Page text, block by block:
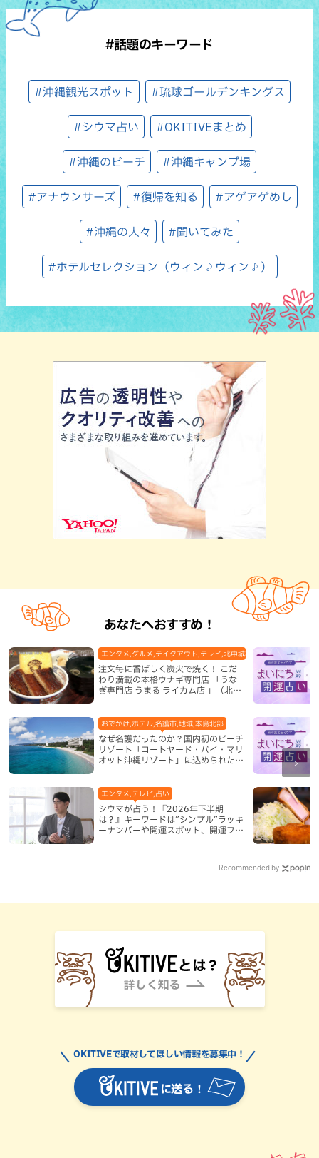
#話題のキーワード
#沖縄観光スポット #琉球ゴールデンキングス
#シウマ占い #OKITIVEまとめ
#沖縄のビーチ #沖縄キャンプ場
#アナウンサーズ #復帰を知る #アゲアゲめし
#沖縄の人々 #聞いてみた
#ホテルセレクション（ウィン♪ウィン♪）
あなたへおすすめ！
注文毎に香ばしく炭火で焼く！ こだ
わり満載の本格ウナギ専門店 「うな
ぎ専門店 うまる ライカム店 」（北中
エンタメ,グルメ,テイクアウト,テレビ,北中城村,和食・日本料理,地
なぜ名護だったのか？国内初のビーチ
リゾート「コートヤード・バイ・マリ
オット沖縄リゾート」に込められた想
おでかけ,ホテル,名護市,地域,本島北部
シウマが占う！『2026年下半期
は？』キーワードは”シンプル”ラッキ
ーナンバーや開運スポット、開運フー
エンタメ,テレビ,占い
Recommended by
に送る！
OKITIVEで取材してほしい情報を募集中！